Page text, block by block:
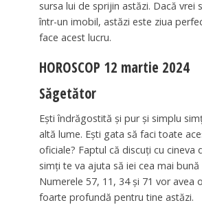
sursa lui de sprijin astăzi. Dacă vrei
într-un imobil, astăzi este ziua
face acest lucru.
HOROSCOP 12 martie 2024
Săgetător
Ești îndrăgostită și pur și simplu
altă lume. Ești gata să faci toate
oficiale? Faptul că discuți cu cineva
simți te va ajuta să iei cea mai bună
Numerele 57, 11, 34 și 71 vor avea
foarte profundă pentru tine astăzi.